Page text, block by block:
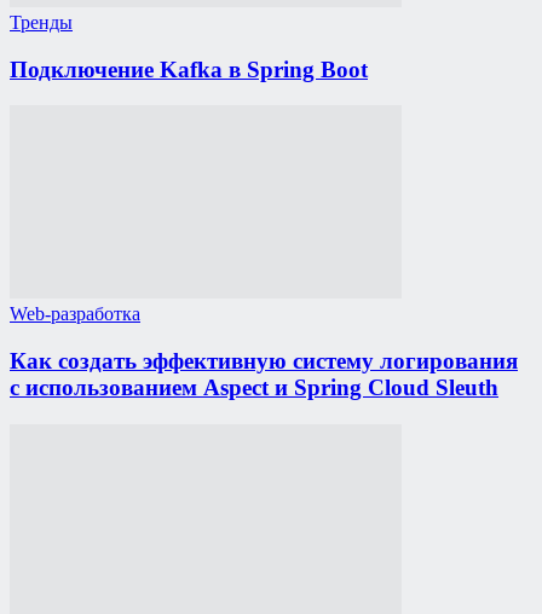
Тренды
Подключение Kafka в Spring Boot
Web-разработка
Как создать эффективную систему логирования
с использованием Aspect и Spring Cloud Sleuth